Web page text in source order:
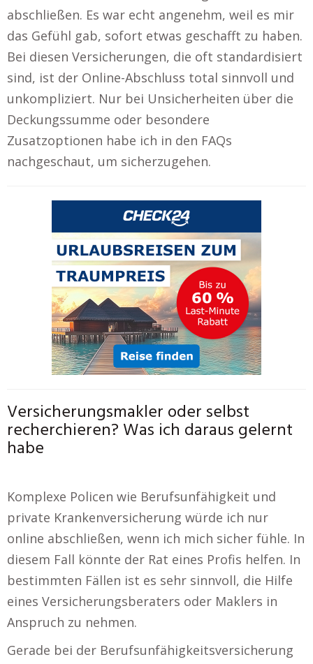
abschließen. Es war echt angenehm, weil es mir
das Gefühl gab, sofort etwas geschafft zu haben.
Bei diesen Versicherungen, die oft standardisiert
sind, ist der Online-Abschluss total sinnvoll und
unkompliziert. Nur bei Unsicherheiten über die
Deckungssumme oder besondere
Zusatzoptionen habe ich in den FAQs
nachgeschaut, um sicherzugehen.
Versicherungsmakler oder selbst
recherchieren? Was ich daraus gelernt
habe
Komplexe Policen wie Berufsunfähigkeit und
private Krankenversicherung würde ich nur
online abschließen, wenn ich mich sicher fühle. In
diesem Fall könnte der Rat eines Profis helfen. In
bestimmten Fällen ist es sehr sinnvoll, die Hilfe
eines Versicherungsberaters oder Maklers in
Anspruch zu nehmen.
Gerade bei der Berufsunfähigkeitsversicherung